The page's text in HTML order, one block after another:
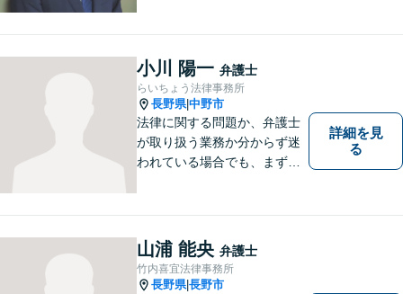
す。
小川 陽一 弁護士
らいちょう法律事務所
長野県|中野市
法律に関する問題か、弁護士
が取り扱う業務か分からず迷
われている場合でも、まずは
す。
詳細を見
る
山浦 能央 弁護士
竹内喜宜法律事務所
長野県|長野市